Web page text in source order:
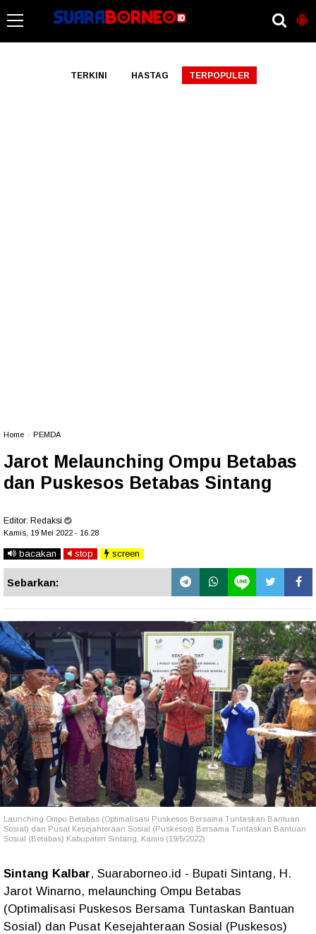
TERKINI HASTAG TERPOPULER
Home PEMDA
Jarot Melaunching Ompu Betabas
dan Puskesos Betabas Sintang
Editor: Redaksi
Kamis, 19 Mei 2022 - 16.28
bacakan stop screen
Sebarkan:
Launching Ompu Betabas (Optimalisasi Puskesos Bersama Tuntaskan Bantuan
Sosial) dan Pusat Kesejahteraan Sosial (Puskesos) Bersama Tuntaskan Bantuan
Sosial (Betabas) Kabupaten Sintang, Kamis (19/5/2022)
Sintang Kalbar, Suaraborneo.id - Bupati Sintang, H.
Jarot Winarno, melaunching Ompu Betabas
(Optimalisasi Puskesos Bersama Tuntaskan Bantuan
Sosial) dan Pusat Kesejahteraan Sosial (Puskesos)